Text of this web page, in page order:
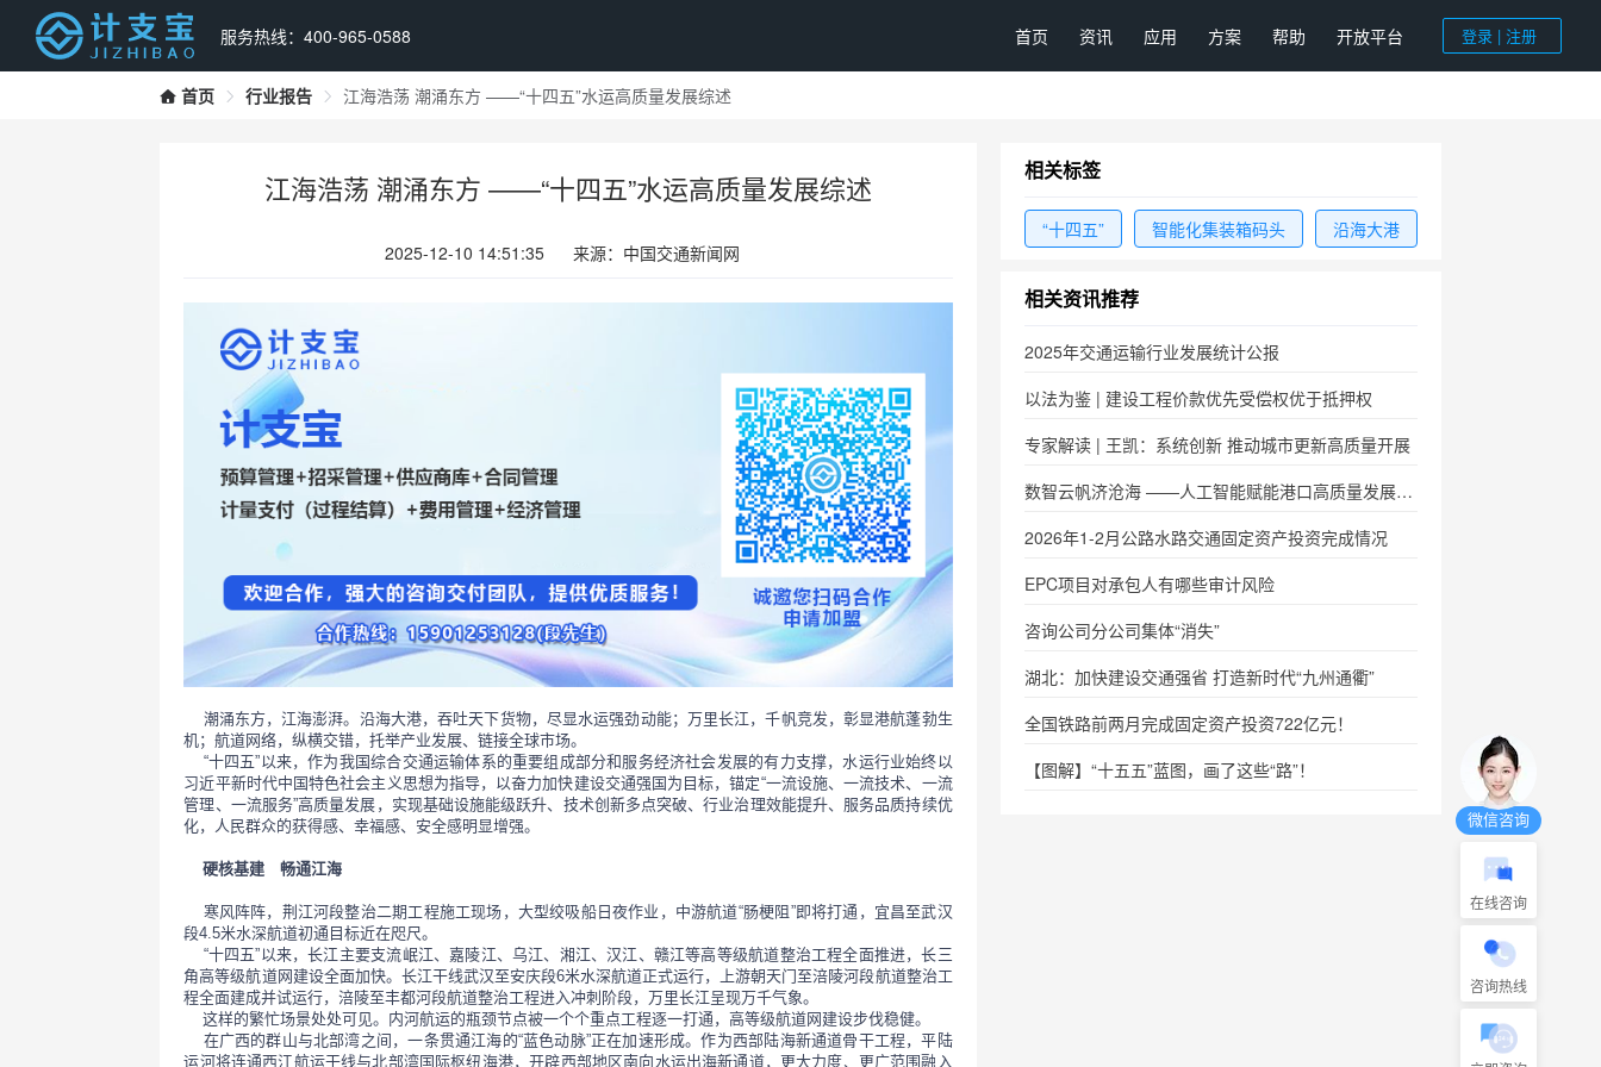
服务热线：400-965-0588 首页 资讯 应用 方案 帮助 开放平台 登录 | 注册
首页 行业报告 江海浩荡 潮涌东方 ——“十四五”水运高质量发展综述
江海浩荡 潮涌东方 ——“十四五”水运高质量发展综述
2025-12-10 14:51:35 来源：中国交通新闻网
机；航道网络，纵横交错，托举产业发展、链接全球市场。
习近平新时代中国特色社会主义思想为指导，以奋力加快建设交通强国为目标，锚定“一流设施、一流技术、一流
管理、一流服务”高质量发展，实现基础设施能级跃升、技术创新多点突破、行业治理效能提升、服务品质持续优
化，人民群众的获得感、幸福感、安全感明显增强。
硬核基建　畅通江海
段4.5米水深航道初通目标近在咫尺。
角高等级航道网建设全面加快。长江干线武汉至安庆段6米水深航道正式运行，上游朝天门至涪陵河段航道整治工
程全面建成并试运行，涪陵至丰都河段航道整治工程进入冲刺阶段，万里长江呈现万千气象。
	这样的繁忙场景处处可见。内河航运的瓶颈节点被一个个重点工程逐一打通，高等级航道网建设步伐稳健。
运河将连通西江航运干线与北部湾国际枢纽海港，开辟西部地区南向水运出海新通道，更大力度、更广范围融入
相关标签
“十四五” 智能化集装箱码头 沿海大港
相关资讯推荐
2025年交通运输行业发展统计公报
以法为鉴 | 建设工程价款优先受偿权优于抵押权
专家解读 | 王凯：系统创新 推动城市更新高质量开展
数智云帆济沧海 ——人工智能赋能港口高质量发展综述
2026年1-2月公路水路交通固定资产投资完成情况
EPC项目对承包人有哪些审计风险
咨询公司分公司集体“消失”
湖北：加快建设交通强省 打造新时代“九州通衢”
全国铁路前两月完成固定资产投资722亿元！
【图解】“十五五”蓝图，画了这些“路”！
微信咨询
在线咨询
咨询热线